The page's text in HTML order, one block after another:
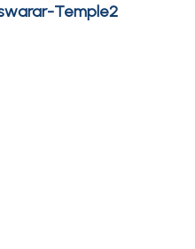
Temple2